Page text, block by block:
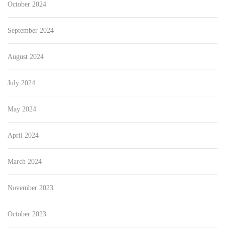
October 2024
September 2024
August 2024
July 2024
May 2024
April 2024
March 2024
November 2023
October 2023